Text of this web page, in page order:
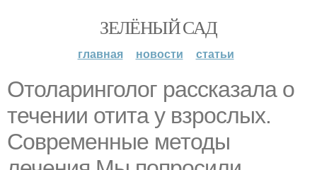
ЗЕЛЁНЫЙ САД
главная новости статьи
Отоларинголог рассказала о
течении отита у взрослых.
Современные методы